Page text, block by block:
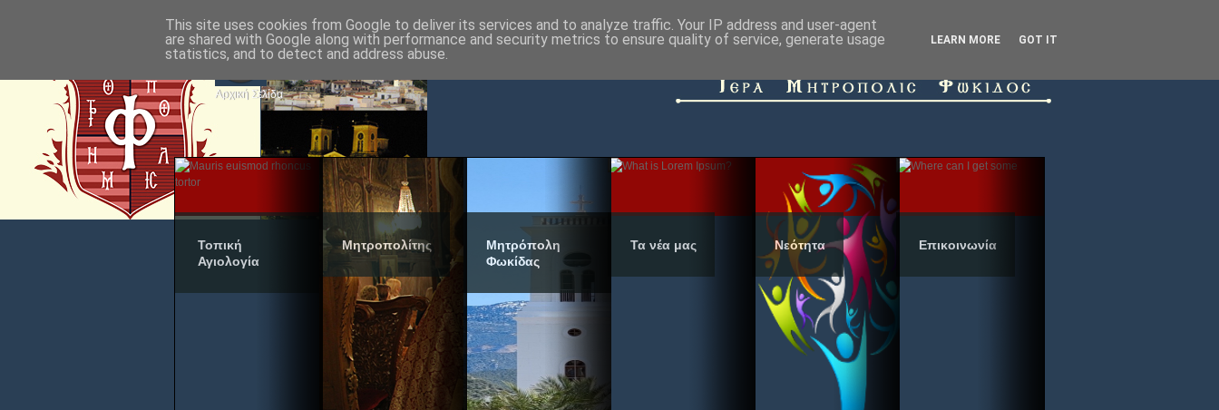
Αρχική Σελίδα
Τοπική
Αγιολογία
Μητροπολίτης
Μητρόπολη
Φωκίδας
Τα νέα μας Νεότητα Επικοινωνία
This site uses cookies from Google to deliver its services and to analyze traffic. Your IP address and user-agent
are shared with Google along with performance and security metrics to ensure quality of service, generate usage
statistics, and to detect and address abuse.
LEARN MORE GOT IT